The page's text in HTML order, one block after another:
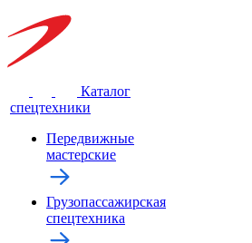
Каталог
спецтехники
Передвижные
мастерские
Грузопассажирская
спецтехника